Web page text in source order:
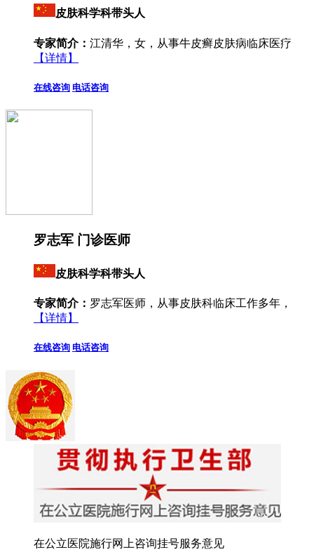
皮肤科学科带头人
专家简介： 江清华，女，从事牛皮癣皮肤病临床医疗
【详情】
在线咨询 电话咨询
罗志军 门诊医师
皮肤科学科带头人
专家简介： 罗志军医师，从事皮肤科临床工作多年，
【详情】
在线咨询 电话咨询
在公立医院施行网上咨询挂号服务意见